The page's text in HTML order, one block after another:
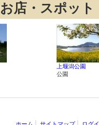
店・スポット
上堰潟公園
公園